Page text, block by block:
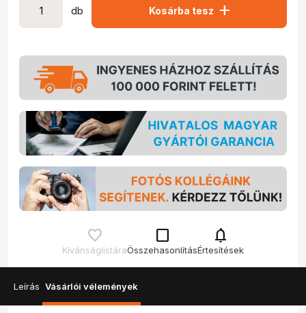
db Kosárba tesz add
Kívánságlistára
check_box_outline_blank
Összehasonlítás
notifications
Értesítések
Leírás Vásárlói vélemények